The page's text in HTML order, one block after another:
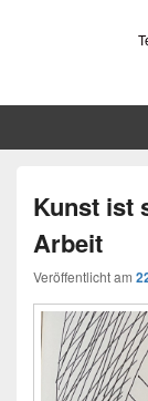
Kunst ist
Arbeit
Veröffentlicht am